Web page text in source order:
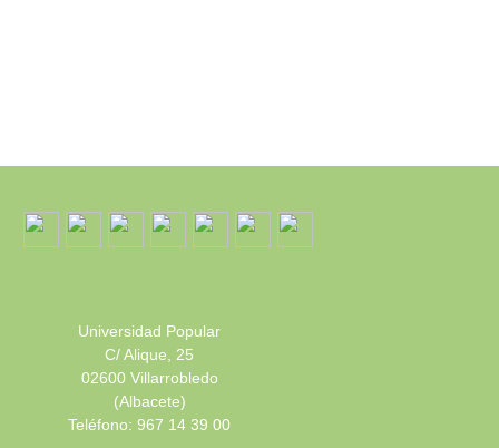
Universidad Popular
C/ Alique, 25
02600 Villarrobledo
(Albacete)
Teléfono: 967 14 39 00